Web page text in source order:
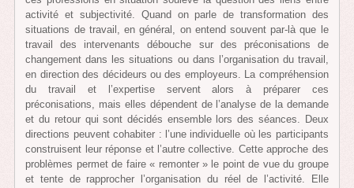
activité et subjectivité. Quand on parle de transformation des
situations de travail, en général, on entend souvent par-là que le
travail des intervenants débouche sur des préconisations de
changement dans les situations ou dans l’organisation du travail,
en direction des décideurs ou des employeurs. La compréhension
du travail et l’expertise servent alors à préparer ces
préconisations, mais elles dépendent de l’analyse de la demande
et du retour qui sont décidés ensemble lors des séances. Deux
directions peuvent cohabiter : l’une individuelle où les participants
construisent leur réponse et l’autre collective. Cette approche des
problèmes permet de faire « remonter » le point de vue du groupe
et tente de rapprocher l’organisation du réel de l’activité. Elle